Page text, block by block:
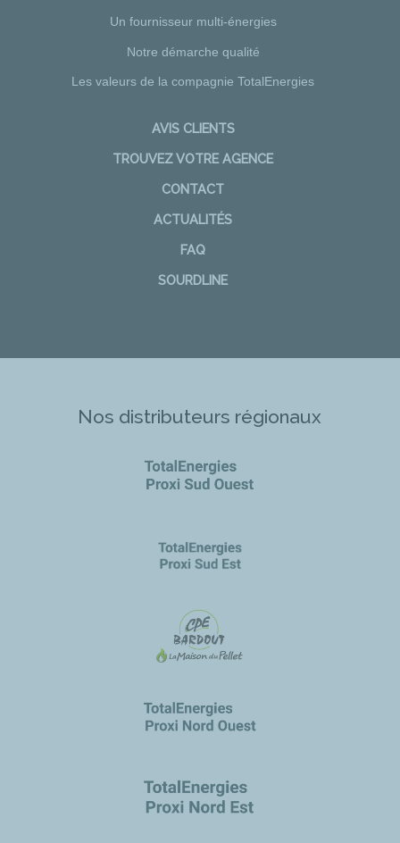
Un fournisseur multi-énergies
Notre démarche qualité
Les valeurs de la compagnie TotalEnergies
AVIS CLIENTS
TROUVEZ VOTRE AGENCE
CONTACT
ACTUALITÉS
FAQ
SOURDLINE
Nos distributeurs régionaux